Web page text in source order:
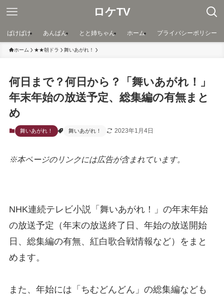
ロケTV
ばけばけ あんぱん とと姉ちゃん ホーム プライバシーポリシー
ホーム ★★朝ドラ 舞いあがれ！
何日まで？何日から？「舞いあがれ！」
年末年始の放送予定、総集編の有無まと
め
舞いあがれ！ 舞いあがれ！ 2023年1月4日
※本ページのリンクには広告が含まれています。
NHK連続テレビ小説「舞いあがれ！」の年末年始
の放送予定（年末の放送終了日、年始の放送開始
日、総集編の有無、紅白歌合戦情報など）をまと
めます。
また、年始には「ちむどんどん」の総集編なども